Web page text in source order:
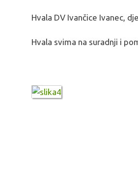
Hvala DV Ivančice Ivanec,
Hvala svima na suradnji i